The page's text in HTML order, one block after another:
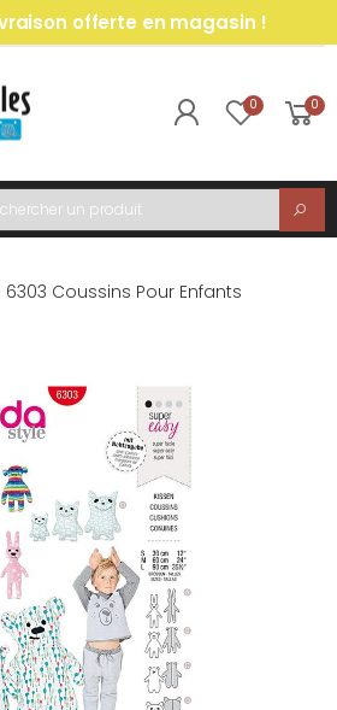
offerte en magasin !
0 0
menu
Coussins Pour Enfants